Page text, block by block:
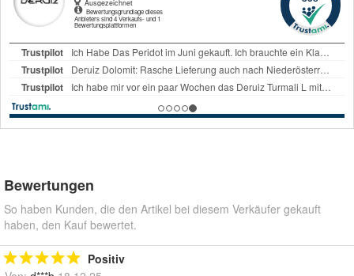
Bewertungen
So haben Kunden, die den Artikel bei diesem Verkäufer gekauft
haben, den Kauf bewertet.
Positiv